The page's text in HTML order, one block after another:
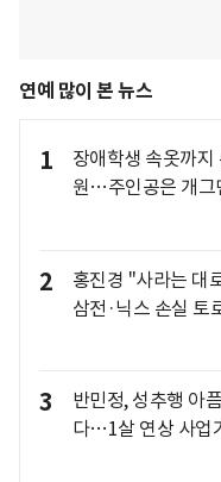
연예 많이 본 뉴스
1
장애학생 속옷까
원…주인공은 개그
2
홍진경 "사라는 대
삼전·닉스 손실 토
3
반민정, 성추행 아
다…1살 연상 사업